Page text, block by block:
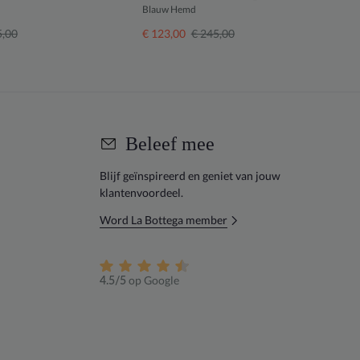
Blauw Hemd
€ 123,00 € 245,00
Beleef mee
Blijf geïnspireerd en geniet van jouw
klantenvoordeel.
Word La Bottega member
4.5/5 op Google